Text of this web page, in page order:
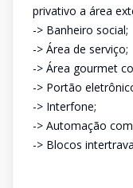
privativo a área
-> Banheiro social;
-> Área de serviço;
-> Área gourmet
-> Portão
-> Interfone;
-> Automação
-> Blocos